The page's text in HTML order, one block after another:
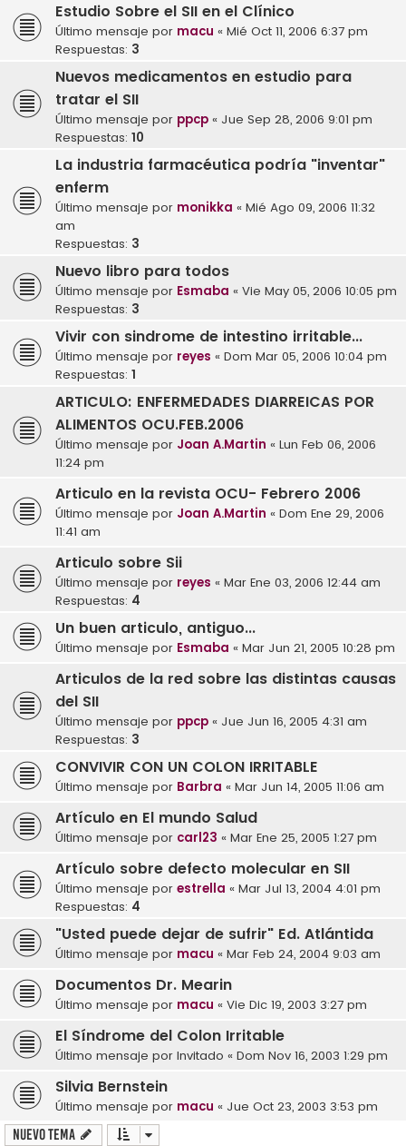
Estudio Sobre el SII en el Clínico
Último mensaje por macu « Mié Oct 11, 2006 6:37 pm
Respuestas: 3
Nuevos medicamentos en estudio para
tratar el SII
Último mensaje por ppcp « Jue Sep 28, 2006 9:01 pm
Respuestas: 10
La industria farmacéutica podría "inventar"
enferm
Último mensaje por monikka « Mié Ago 09, 2006 11:32
am
Respuestas: 3
Nuevo libro para todos
Último mensaje por Esmaba « Vie May 05, 2006 10:05 pm
Respuestas: 3
Vivir con sindrome de intestino irritable...
Último mensaje por reyes « Dom Mar 05, 2006 10:04 pm
Respuestas: 1
ARTICULO: ENFERMEDADES DIARREICAS POR
ALIMENTOS OCU.FEB.2006
Último mensaje por Joan A.Martin « Lun Feb 06, 2006
11:24 pm
Articulo en la revista OCU- Febrero 2006
Último mensaje por Joan A.Martin « Dom Ene 29, 2006
11:41 am
Articulo sobre Sii
Último mensaje por reyes « Mar Ene 03, 2006 12:44 am
Respuestas: 4
Un buen articulo, antiguo...
Último mensaje por Esmaba « Mar Jun 21, 2005 10:28 pm
Articulos de la red sobre las distintas causas
del SII
Último mensaje por ppcp « Jue Jun 16, 2005 4:31 am
Respuestas: 3
CONVIVIR CON UN COLON IRRITABLE
Último mensaje por Barbra « Mar Jun 14, 2005 11:06 am
Artículo en El mundo Salud
Último mensaje por carl23 « Mar Ene 25, 2005 1:27 pm
Artículo sobre defecto molecular en SII
Último mensaje por estrella « Mar Jul 13, 2004 4:01 pm
Respuestas: 4
"Usted puede dejar de sufrir" Ed. Atlántida
Último mensaje por macu « Mar Feb 24, 2004 9:03 am
Documentos Dr. Mearin
Último mensaje por macu « Vie Dic 19, 2003 3:27 pm
El Síndrome del Colon Irritable
Último mensaje por Invitado « Dom Nov 16, 2003 1:29 pm
Silvia Bernstein
Último mensaje por macu « Jue Oct 23, 2003 3:53 pm
Nuevo Tema